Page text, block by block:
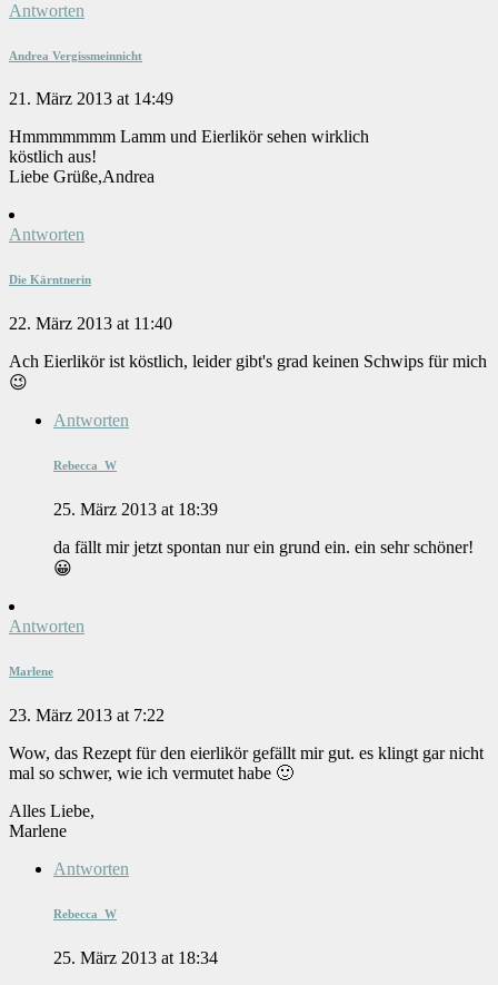
Antworten
Andrea Vergissmeinnicht
21. März 2013 at 14:49
Hmmmmmmm Lamm und Eierlikör sehen wirklich
köstlich aus!
Liebe Grüße,Andrea
Antworten
Die Kärntnerin
22. März 2013 at 11:40
Ach Eierlikör ist köstlich, leider gibt's grad keinen Schwips für mich
😉
Antworten
Rebecca_W
25. März 2013 at 18:39
da fällt mir jetzt spontan nur ein grund ein. ein sehr schöner!
😀
Antworten
Marlene
23. März 2013 at 7:22
Wow, das Rezept für den eierlikör gefällt mir gut. es klingt gar nicht
mal so schwer, wie ich vermutet habe 🙂
Alles Liebe,
Marlene
Antworten
Rebecca_W
25. März 2013 at 18:34